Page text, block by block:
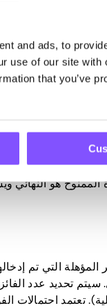
and ads, to
use of our site
that you’ve
تقع على عاتق
خارج سيطرته
نتيجة لذلك، يمكن
الفائزين
حسب ما
هو
التي تم
تحديد عدد
تعتمد